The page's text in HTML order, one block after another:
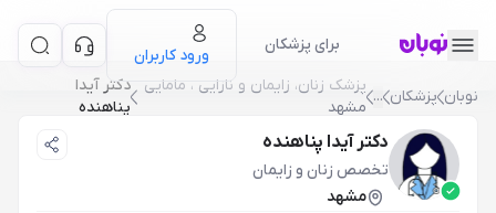
برای پزشکان
ورود کاربران
نوبان پزشکان ...
پزشک زنان، زایمان و نازایی ، مامایی
مشهد
دکتر آیدا
پناهنده
دکتر آیدا پناهنده
تخصص زنان و زایمان
مشهد